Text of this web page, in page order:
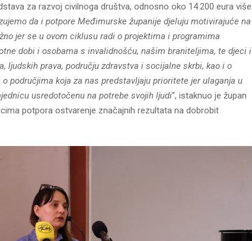
za razvoj civilnoga društva, odnosno oko 14.200 eura više
da i potpore Međimurske županije djeluju motivirajuće na
jer se u ovom ciklusu radi o projektima i programima
dobi i osobama s invalidnošću, našim braniteljima, te djeci i
ljudskih prava, području zdravstva i socijalne skrbi, kao i o
područjima koja za nas predstavljaju prioritete jer ulaganja u
usredotočenu na potrebe svojih ljudi“, istaknuo je župan
potpora ostvarenje značajnih rezultata na dobrobit